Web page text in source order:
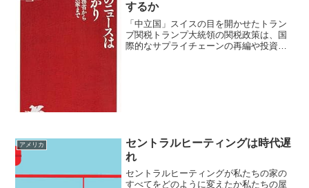
するか
「中立国」スイスの目を開かせたトラン
プ関税トランプ大統領の関税政策は、国
際的なサプライチェーンの再編や投資の
アメリカ
セントラルヒーティングは時代遅
れ
セントラルヒーティングが私たちの家の
すべてをどのように変えたか私たちの屋